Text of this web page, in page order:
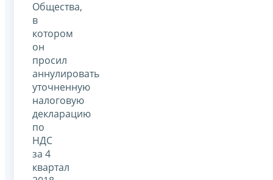
Общества,
в
котором
он
просил
аннулировать
уточненную
налоговую
декларацию
по
НДС
за 4
квартал